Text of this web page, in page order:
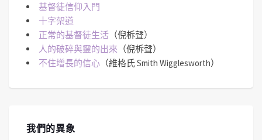
基督徒信仰入門
十字架道
正常的基督徒生活 （倪柝聲）
人的破碎與靈的出來 （倪柝聲）
不住增長的信心 （維格氏 Smith Wigglesworth）
我們的異象